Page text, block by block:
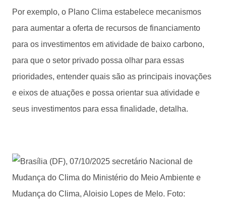
Por exemplo, o Plano Clima estabelece mecanismos
para aumentar a oferta de recursos de financiamento
para os investimentos em atividade de baixo carbono,
para que o setor privado possa olhar para essas
prioridades, entender quais são as principais inovações
e eixos de atuações e possa orientar sua atividade e
seus investimentos para essa finalidade, detalha.